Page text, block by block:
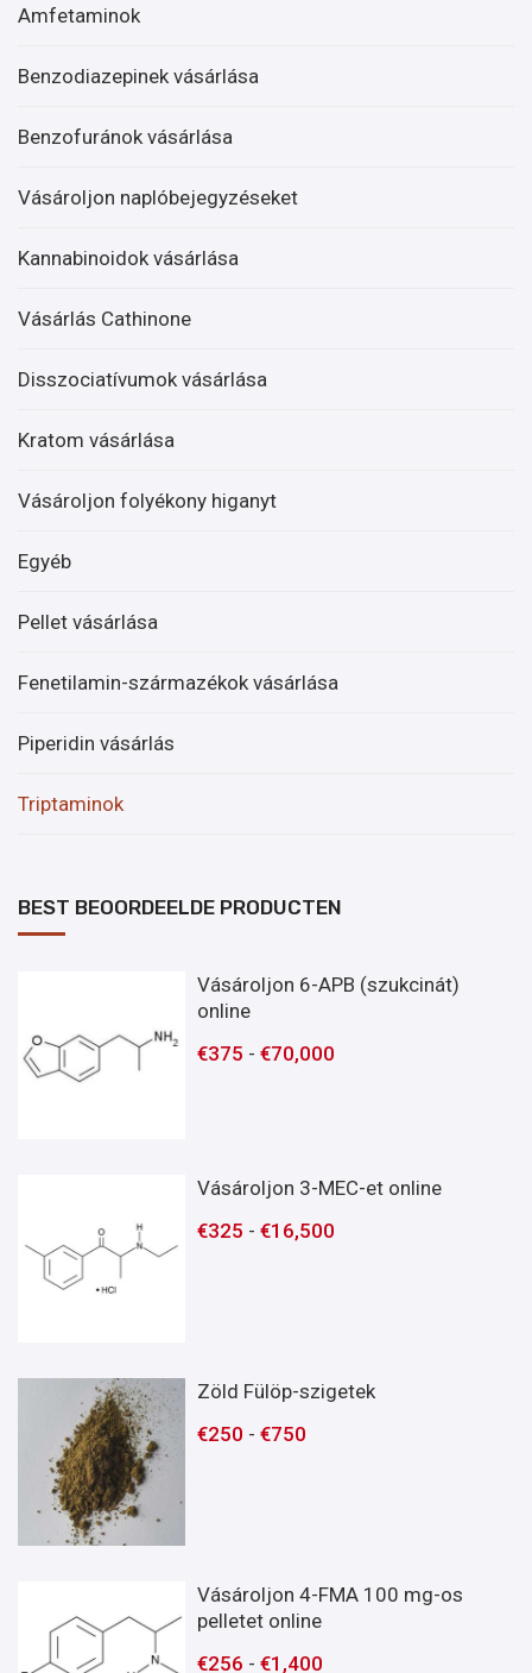
Amfetaminok
Benzodiazepinek vásárlása
Benzofuránok vásárlása
Vásároljon naplóbejegyzéseket
Kannabinoidok vásárlása
Vásárlás Cathinone
Disszociatívumok vásárlása
Kratom vásárlása
Vásároljon folyékony higanyt
Egyéb
Pellet vásárlása
Fenetilamin-származékok vásárlása
Piperidin vásárlás
Triptaminok
BEST BEOORDEELDE PRODUCTEN
Vásároljon 6-APB (szukcinát)
online
€375 -€70,000
Vásároljon 3-MEC-et online
€325 -€16,500
Zöld Fülöp-szigetek
€250 -€750
Vásároljon 4-FMA 100 mg-os
pelletet online
€256 -€1,400